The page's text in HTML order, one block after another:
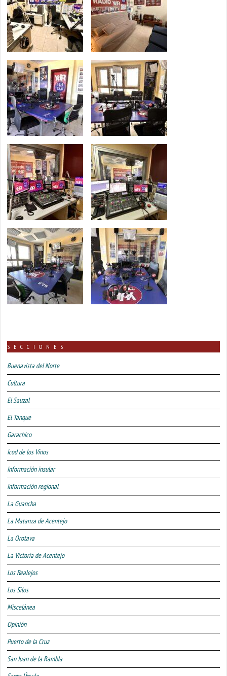
SECCIONES
Buenavista del Norte
Cultura
El Sauzal
El Tanque
Garachico
Icod de los Vinos
Información insular
Información regional
La Guancha
La Matanza de Acentejo
La Orotava
La Victoria de Acentejo
Los Realejos
Los Silos
Miscelánea
Opinión
Puerto de la Cruz
San Juan de la Rambla